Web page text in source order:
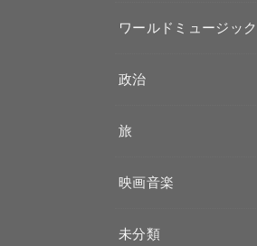
ワールドミュージック
政治
旅
映画音楽
未分類